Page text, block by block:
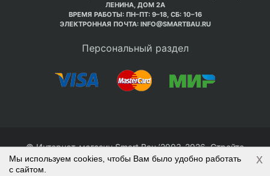
ЛЕНИНА, ДОМ 2А
ВРЕМЯ РАБОТЫ: ПН–ПТ: 9–18, СБ: 10–16
ЭЛЕКТРОННАЯ ПОЧТА: INFO@SMARTBAU.RU
Персональный раздел
© Интернет-магазин Smart Bau ’2003-2026. Стройте
правильно с 1-го раза.
Политика обработки персональных данных
Мы используем cookies, чтобы Вам было удобно работать
с сайтом.
x